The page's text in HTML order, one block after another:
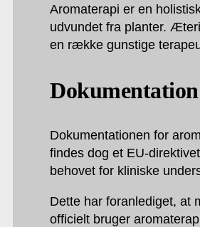
Aromaterapi er en
udvundet fra planter.
en række gunstige
Dokumentationen for
findes dog et EU-
behovet for kliniske
Dette har foranlediget, at
officielt bruger